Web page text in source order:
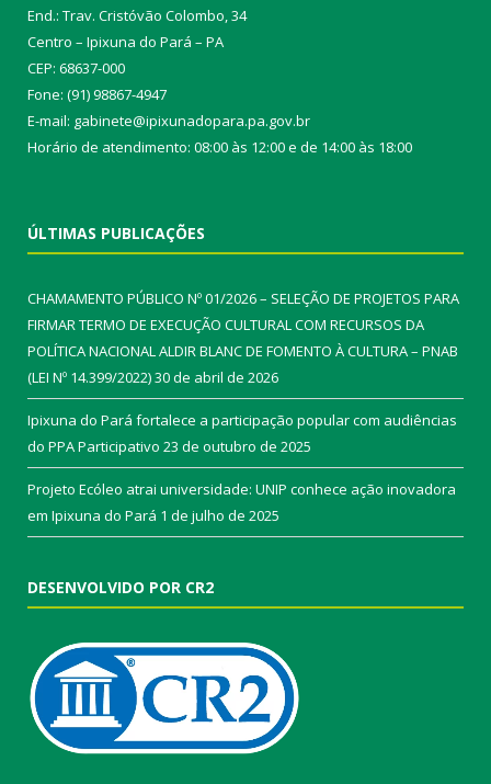
End.: Trav. Cristóvão Colombo, 34
Centro – Ipixuna do Pará – PA
CEP: 68637-000
Fone: (91) 98867-4947
E-mail: gabinete@ipixunadopara.pa.gov.br
Horário de atendimento: 08:00 às 12:00 e de 14:00 às 18:00
ÚLTIMAS PUBLICAÇÕES
CHAMAMENTO PÚBLICO Nº 01/2026 – SELEÇÃO DE PROJETOS PARA
FIRMAR TERMO DE EXECUÇÃO CULTURAL COM RECURSOS DA
POLÍTICA NACIONAL ALDIR BLANC DE FOMENTO À CULTURA – PNAB
(LEI Nº 14.399/2022)30 de abril de 2026
Ipixuna do Pará fortalece a participação popular com audiências
do PPA Participativo 23 de outubro de 2025
Projeto Ecóleo atrai universidade: UNIP conhece ação inovadora
em Ipixuna do Pará 1 de julho de 2025
DESENVOLVIDO POR CR2